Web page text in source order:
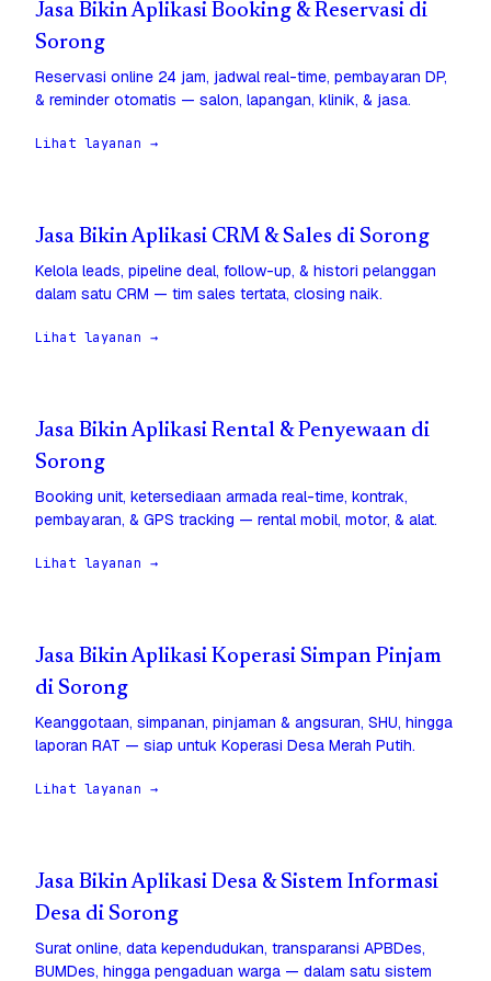
Jasa Bikin Aplikasi Booking & Reservasi di
Sorong
Reservasi online 24 jam, jadwal real-time, pembayaran DP,
& reminder otomatis — salon, lapangan, klinik, & jasa.
Lihat layanan →
Jasa Bikin Aplikasi CRM & Sales di Sorong
Kelola leads, pipeline deal, follow-up, & histori pelanggan
dalam satu CRM — tim sales tertata, closing naik.
Lihat layanan →
Jasa Bikin Aplikasi Rental & Penyewaan di
Sorong
Booking unit, ketersediaan armada real-time, kontrak,
pembayaran, & GPS tracking — rental mobil, motor, & alat.
Lihat layanan →
Jasa Bikin Aplikasi Koperasi Simpan Pinjam
di Sorong
Keanggotaan, simpanan, pinjaman & angsuran, SHU, hingga
laporan RAT — siap untuk Koperasi Desa Merah Putih.
Lihat layanan →
Jasa Bikin Aplikasi Desa & Sistem Informasi
Desa di Sorong
Surat online, data kependudukan, transparansi APBDes,
BUMDes, hingga pengaduan warga — dalam satu sistem